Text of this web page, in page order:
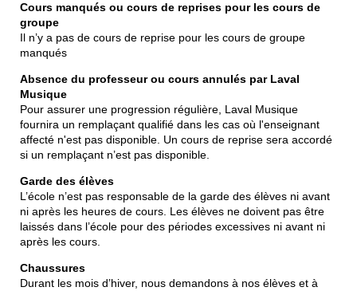
Cours manqués ou cours de reprises pour les cours de
groupe
Il n’y a pas de cours de reprise pour les cours de groupe
manqués
Absence du professeur ou cours annulés par Laval
Musique
Pour assurer une progression régulière, Laval Musique
fournira un remplaçant qualifié dans les cas où l'enseignant
affecté n'est pas disponible. Un cours de reprise sera accordé
si un remplaçant n’est pas disponible.
Garde des élèves
L’école n’est pas responsable de la garde des élèves ni avant
ni après les heures de cours. Les élèves ne doivent pas être
laissés dans l’école pour des périodes excessives ni avant ni
après les cours.
Chaussures
Durant les mois d’hiver, nous demandons à nos élèves et à